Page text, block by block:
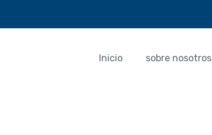
Inicio sobre nosotros